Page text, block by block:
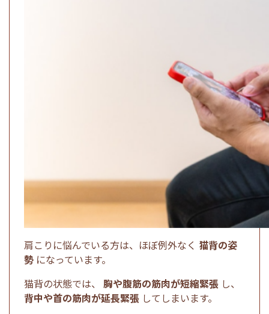
肩こりに悩んでいる方は、ほぼ例外なく 猫背の姿
勢 になっています。
猫背の状態では、 胸や腹筋の筋肉が短縮緊張 し、
背中や首の筋肉が延長緊張 してしまいます。